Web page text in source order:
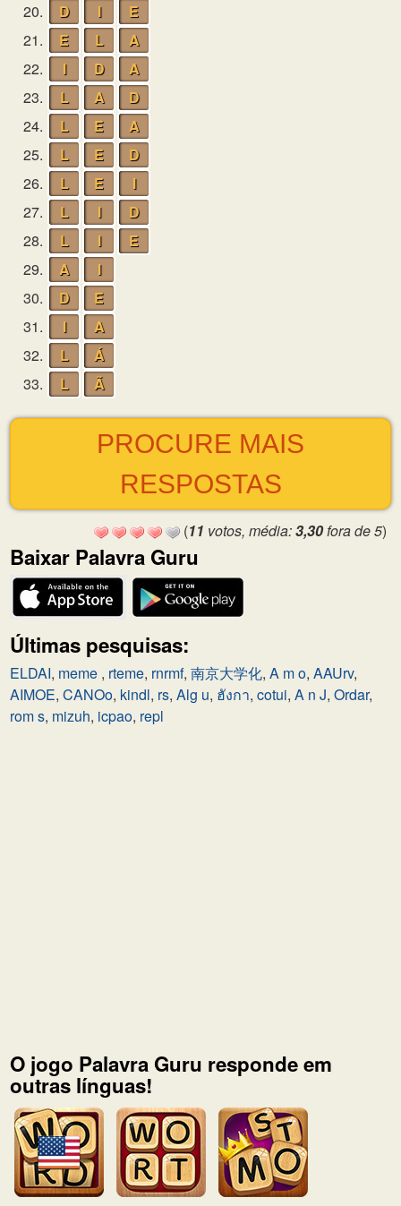
20.
D I
E
21.
E L
A
22.
I D
A
23.
L A
D
24.
L E
A
25.
L E
D
26.
L E
I
27.
L I
D
28.
L I
E
29.
A
I
30.
D
E
31.
I
A
32.
L
Á
33.
L Ã
PROCURE MAIS
RESPOSTAS
(11 votos, média:3,30fora de 5)
Baixar Palavra Guru
Últimas pesquisas:
ELDAI, meme , rteme, rnrmf, 南京大学化, A m o, AAUrv,
AIMOE, CANOo, kindl, rs, Alg u, ฮังกา, cotui, A n J, Ordar,
rom s, mizuh, icpao, repl
O jogo Palavra Guru responde em
outras línguas!